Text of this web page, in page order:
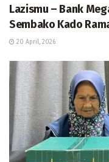
Lazismu – Bank
Sembako Kado
20 April, 2026